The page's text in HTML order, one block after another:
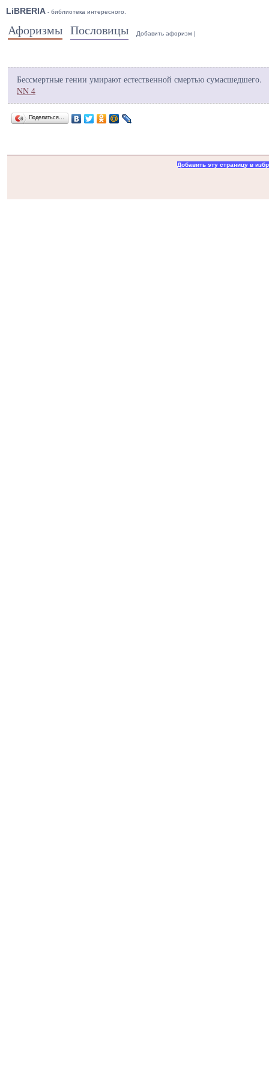
LiBRERIA - библиотека интересного.
Афоризмы Пословицы Добавить афоризм |
Бессмертные гении умирают естественной смертью сумасшедшего.
NN 4
Поделиться…
Добавить эту страницу в